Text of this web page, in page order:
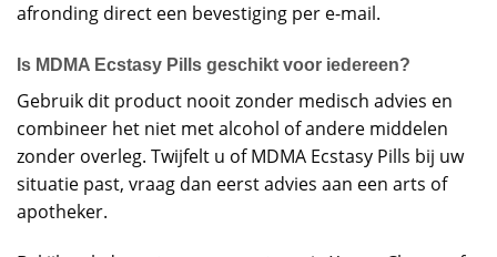
afronding direct een bevestiging per e-mail.
Is MDMA Ecstasy Pills geschikt voor iedereen?
Gebruik dit product nooit zonder medisch advies en
combineer het niet met alcohol of andere middelen
zonder overleg. Twijfelt u of MDMA Ecstasy Pills bij uw
situatie past, vraag dan eerst advies aan een arts of
apotheker.